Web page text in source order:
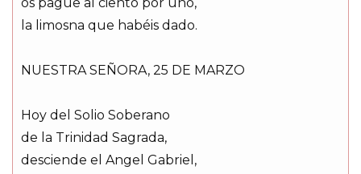
la limosna que habéis dado.
NUESTRA SEÑORA, 25 DE MARZO
Hoy del Solio Soberano
de la Trinidad Sagrada,
desciende el Angel Gabriel,